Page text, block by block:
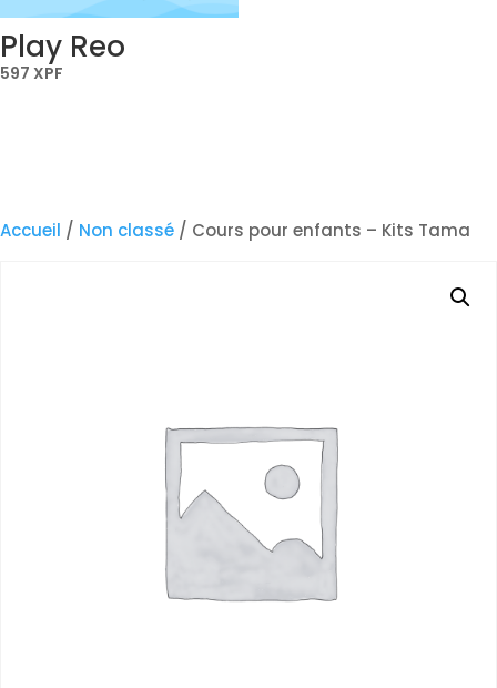
Play Reo
597 XPF
Accueil / Non classé / Cours pour enfants – Kits Tama